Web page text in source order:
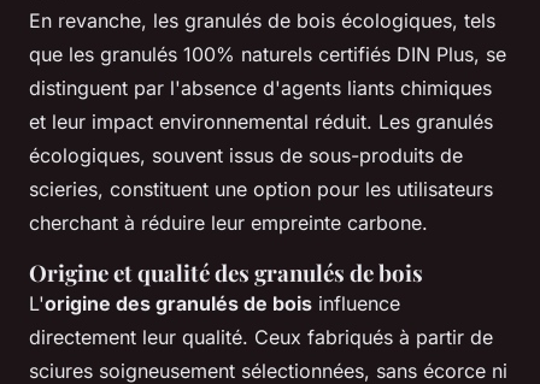
En revanche, les granulés de bois écologiques, tels
que les granulés 100% naturels certifiés DIN Plus, se
distinguent par l'absence d'agents liants chimiques
et leur impact environnemental réduit. Les granulés
écologiques, souvent issus de sous-produits de
scieries, constituent une option pour les utilisateurs
cherchant à réduire leur empreinte carbone.
Origine et qualité des granulés de bois
L'origine des granulés de bois influence
directement leur qualité. Ceux fabriqués à partir de
sciures soigneusement sélectionnées, sans écorce ni